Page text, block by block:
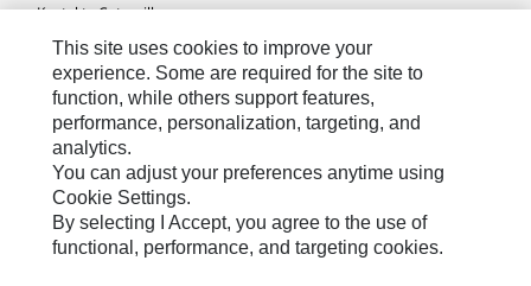
Kontakta Caterpillar
Mina Marknadsföringspreferenser
Platskarta
Cookie Settings
Juridiskt
Sekretess
This site uses cookies to improve your
experience. Some are required for the site to
function, while others support features,
performance, personalization, targeting, and
analytics.
You can adjust your preferences anytime using
Cookie Settings.
By selecting I Accept, you agree to the use of
functional, performance, and targeting cookies.